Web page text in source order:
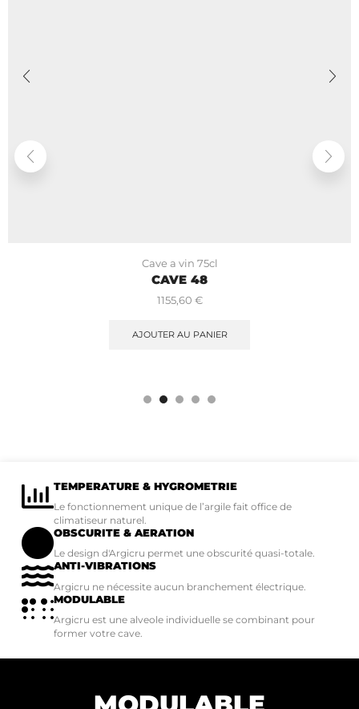
Cave a vin 75cl
CAVE 48
1155,60 €
AJOUTER AU PANIER
TEMPERATURE & HYGROMETRIE
Le fonctionnement unique de l’argile fait office de
climatiseur naturel.
OBSCURITE & AERATION
Le design d'Argicru permet une obscurité quasi-totale.
ANTI-VIBRATIONS
Argicru ne nécessite aucun branchement électrique.
MODULABLE
Argicru est une alveole individuelle se combinant pour
former votre cave.